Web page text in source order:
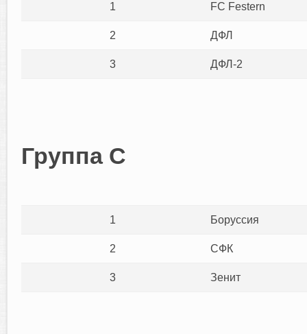
1 FC Festern
2 ДФЛ
3 ДФЛ-2
Группа С
1 Боруссия
2 СФК
3 Зенит